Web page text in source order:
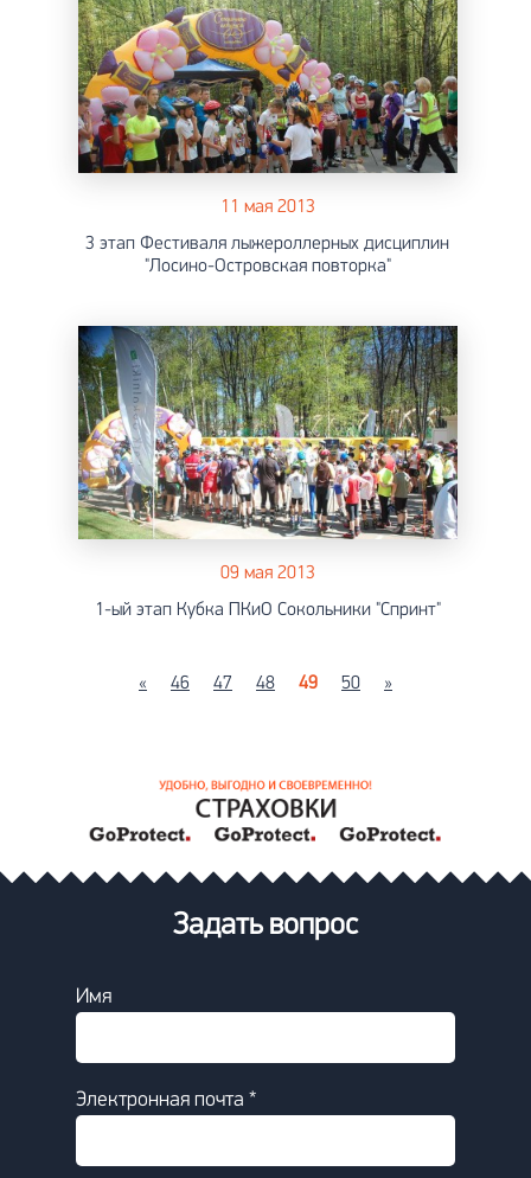
11 мая 2013
3 этап Фестиваля лыжероллерных дисциплин
"Лосино-Островская повторка"
09 мая 2013
1-ый этап Кубка ПКиО Сокольники "Спринт"
« 46 47 48 49 50 »
Задать вопрос
Имя
Электронная почта *